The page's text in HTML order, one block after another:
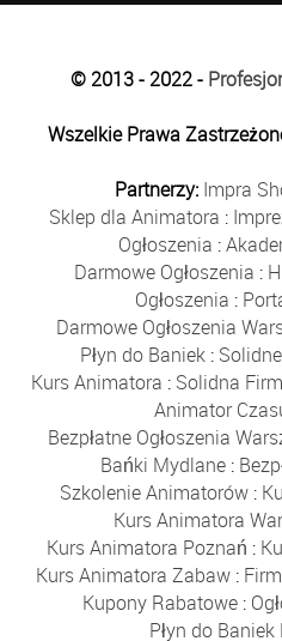
© 2013 - 2022 -
Wszelkie Prawa
Partnerzy: Impra
Sklep dla Animatora :
Ogłoszenia :
Darmowe Ogłoszenia :
Ogłoszenia :
Darmowe Ogłoszenia
Płyn do Baniek:
Kurs Animatora : Solidna
Animator
Bezpłatne Ogłoszenia
Bańki Mydlane:
Szkolenie Animatorów:
Kurs Animatora
Kurs Animatora Poznań :
Kurs Animatora Zabaw :
Kupony Rabatowe :
Płyn do